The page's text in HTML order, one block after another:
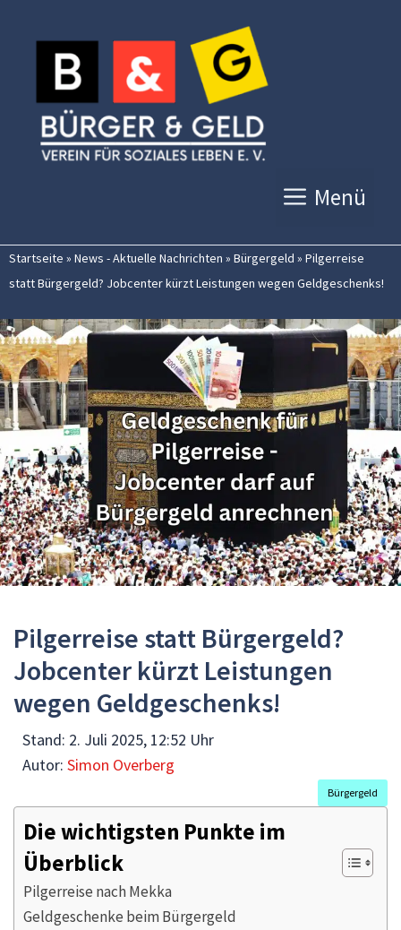
Inhalt
springen
Menü
Startseite » News - Aktuelle Nachrichten » Bürgergeld » Pilgerreise
statt Bürgergeld? Jobcenter kürzt Leistungen wegen Geldgeschenks!
Pilgerreise statt Bürgergeld?
Jobcenter kürzt Leistungen
wegen Geldgeschenks!
Stand: 2. Juli 2025, 12:52 Uhr
Autor: Simon Overberg
Bürgergeld
Die wichtigsten Punkte im
Überblick
Pilgerreise nach Mekka
Geldgeschenke beim Bürgergeld